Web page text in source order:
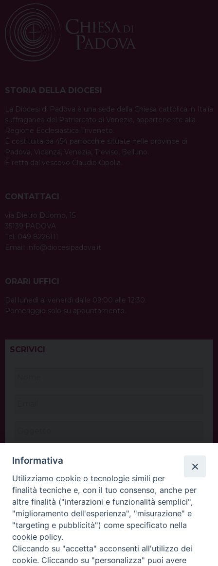
STORIA DELLA DIOCESI
La Diocesi di Padova è una sede della Chiesa cattolica in Italia
suffraganea del Patriarcato di Venezia, appartenente alla
Regione Ecclesiastica Triveneto.
È costituita da 454 parrocchie situate nelle province di
Padova, Vicenza, Venezia, Treviso, Belluno.
È retta dal vescovo Claudio Cipolla.
CONTATTACI
via Dietro Duomo, 15
35139 PADOVA
Tel. 049 8226111
Email: info@diocesipadova.it
ORARI UFFICI
Dal lunedì al venerdì dalle 09:00 alle 12:30.
Pomeriggio solo su appuntamento.
SCRIVICI
INVIA
Informativa
Utilizziamo cookie o tecnologie simili per
finalità tecniche e, con il tuo consenso, anche per
altre finalità ("interazioni e funzionalità semplici",
"miglioramento dell'esperienza", "misurazione" e
"targeting e pubblicità") come specificato nella
cookie policy.
Cliccando su "accetta" acconsenti all'utilizzo dei
cookie. Cliccando su "personalizza" puoi avere